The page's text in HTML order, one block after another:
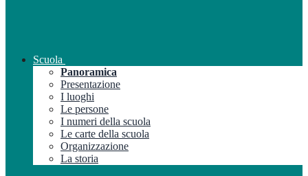
Scuola
Panoramica
Presentazione
I luoghi
Le persone
I numeri della scuola
Le carte della scuola
Organizzazione
La storia